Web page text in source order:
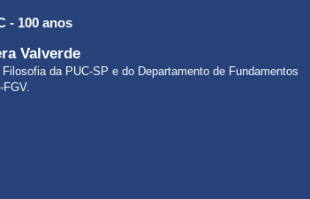
- 100 anos
Valverde
da PUC-SP e do Departamento de Fundamentos